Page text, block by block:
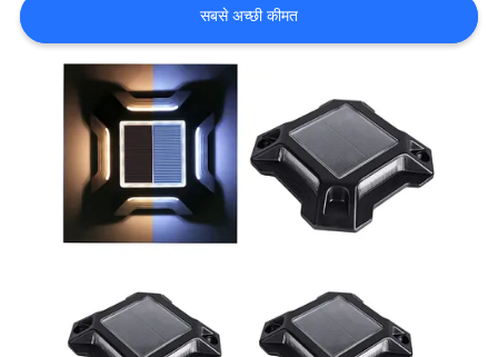
मामलों
विनती
सबसे अच्छी कीमत